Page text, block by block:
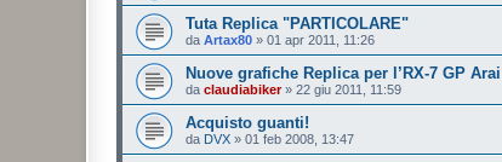
Tuta Replica "PARTICOLARE"
da Artax80 » 01 apr 2011, 11:26
Nuove grafiche Replica per l’RX-7 GP Arai
da claudiabiker» 22 giu 2011, 11:59
Acquisto guanti!
da DVX » 01 feb 2008, 13:47